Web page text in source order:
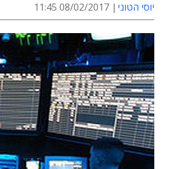
יוסי הטוני 08/02/2017 11:45